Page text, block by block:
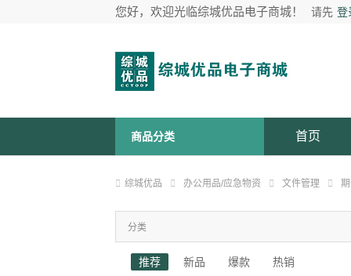
您好，欢迎光临综城优品电子商城！ 请先 登
商品分类 首页
综城优品 办公用品/应急物资 文件管理
分类
推荐 新品 爆款 热销